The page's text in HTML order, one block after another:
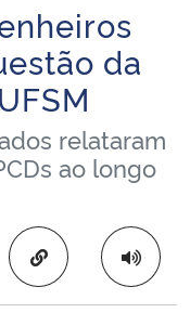
da
relataram
ao longo
Copiar para área